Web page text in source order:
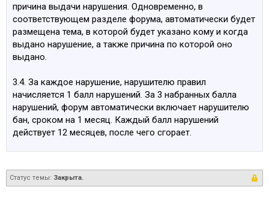
причина выдачи нарушения. Одновременно, в
соответствующем разделе форума, автоматически будет
размещена тема, в которой будет указано кому и когда
выдано нарушение, а также причина по которой оно
выдано.
3.4. За каждое нарушение, нарушителю правил
начисляется 1 балл нарушений. За 3 набранных балла
нарушений, форум автоматически включает нарушителю
бан, сроком на 1 месяц. Каждый балл нарушений
действует 12 месяцев, после чего сгорает.
Статус темы: Закрыта.